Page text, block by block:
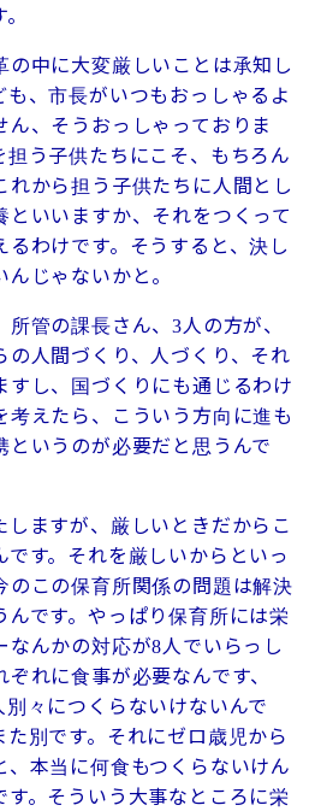
中に大変厳しいことは承知し
、市長がいつもおっしゃるよ
ん、そうおっしゃっておりま
う子供たちにこそ、もちろん
から担う子供たちに人間とし
いいますか、それをつくって
わけです。そうすると、決し
じゃないかと。
管の課長さん、3人の方が、
人間づくり、人づくり、それ
すし、国づくりにも通じるわけ
考えたら、こういう方向に進も
というのが必要だと思うんで
ますが、厳しいときだからこ
す。それを厳しいからといっ
のこの保育所関係の問題は解決
んです。やっぱり保育所には栄
なんかの対応が8人でいらっし
れに食事が必要なんです、
々につくらないけないんで
別です。それにゼロ歳児から
、本当に何食もつくらないけん
す。そういう大事なところに栄